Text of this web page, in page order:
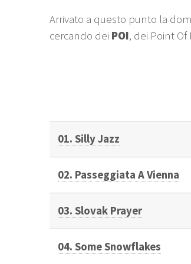
Arrivato a questo punto la
cercando dei POI, dei Point Of
01. Silly Jazz
02. Passeggiata A Vienna
03. Slovak Prayer
04. Some Snowflakes